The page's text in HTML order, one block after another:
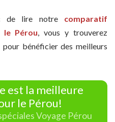
de lire notre comparatif
le Pérou , vous y trouverez
bénéficier des meilleurs
est la meilleure
le Pérou!
Voyage Pérou